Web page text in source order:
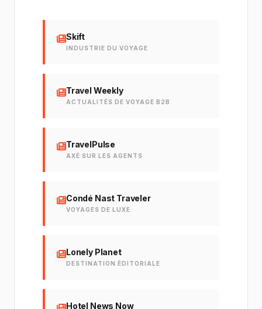
Skift
INDUSTRIE DU VOYAGE
Travel Weekly
ACTUALITÉS DE VOYAGE B2B
TravelPulse
AXÉ SUR LES AGENTS
Condé Nast Traveler
VOYAGES DE LUXE
Lonely Planet
DESTINATION ÉDITORIALE
Hotel News Now